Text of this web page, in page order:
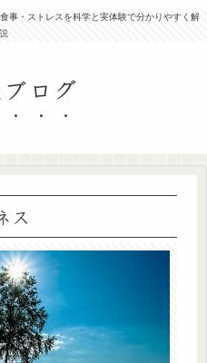
事・ストレスを科学と実体験で分かりやすく解
説
ブログ
ス